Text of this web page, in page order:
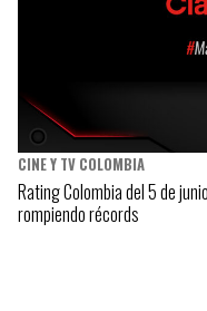
CINE Y TV COLOMBIA
Rating Colombia del 5 de
rompiendo récords